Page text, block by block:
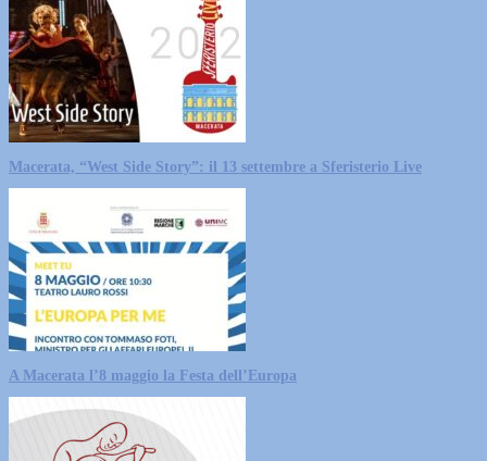
Macerata, “West Side Story”: il 13 settembre a Sferisterio Live
A Macerata l’8 maggio la Festa dell’Europa